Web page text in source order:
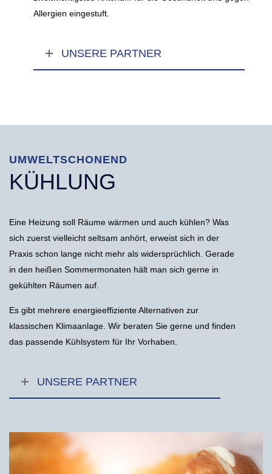
Allergien eingestuft.
UNSERE PARTNER
UMWELTSCHONEND
KÜHLUNG
Eine Heizung soll Räume wärmen und auch kühlen? Was
sich zuerst vielleicht seltsam anhört, erweist sich in der
Praxis schon lange nicht mehr als widersprüchlich. Gerade
in den heißen Sommermonaten hält man sich gerne in
gekühlten Räumen auf.
Es gibt mehrere energieeffiziente Alternativen zur
klassischen Klimaanlage. Wir beraten Sie gerne und finden
das passende Kühlsystem für Ihr Vorhaben.
UNSERE PARTNER